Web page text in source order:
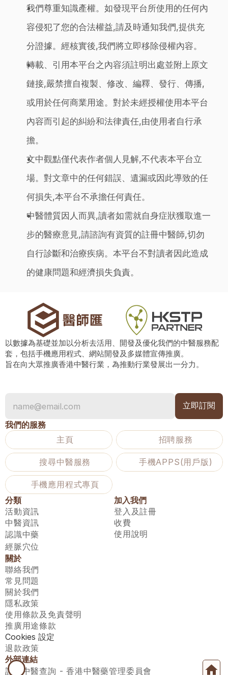
我們尊重知識產權。如發現平台所使用的任何內
容侵犯了您的合法權益,請及時通知我們,提供充
分證據。經核實後,我們將立即移除侵權內容。
轉載、引用本平台之內容須註明出處並附上原文
鏈接,嚴禁擅自複製、修改、編釋、發行、傳播,
或用於任何商業用途。對於未經授權使用本平台
內容而引起的糾紛和法律責任,由使用者自行承
擔。
文中觀點僅代表作者個人見解,不代表本平台立
場。對文章中的任何錯誤、遺漏或因此導致的任
何損失,本平台不承擔任何責任。
中醫體質因人而異,讀者如需就自身症狀獲取進一
步的醫療意見,請諮詢有資質的註冊中醫師,切勿
自行診斷和治療疾病。本平台不對讀者因此造成
的健康問題和經濟損失負責。
以數據為基礎並加以分析去活用、開發及優化我們的中醫服務配
套，包括手機應用程式、網站開發及多媒體宣傳推廣。
旨在向大眾推廣香港中醫行業，為推動行業發展出一分力。
我們的服務
主頁
招聘服務
搜尋中醫服務 手機APPS(用戶版)
手機應用程式專頁
分類
活動資訊
中醫資訊
認識中藥
經脈穴位
加入我們
登入及註冊
收費
使用說明
關於
聯絡我們
常見問題
關於我們
隱私政策
使用條款及免責聲明
推廣用途條款
Cookies 設定
退款政策
外部連結
註冊中醫查詢 - 香港中醫藥管理委員會